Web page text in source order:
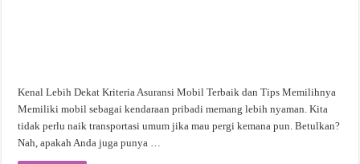
Kenal Lebih Dekat Kriteria Asuransi Mobil Terbaik dan Tips Memilihnya
Memiliki mobil sebagai kendaraan pribadi memang lebih nyaman. Kita
tidak perlu naik transportasi umum jika mau pergi kemana pun. Betulkan?
Nah, apakah Anda juga punya …